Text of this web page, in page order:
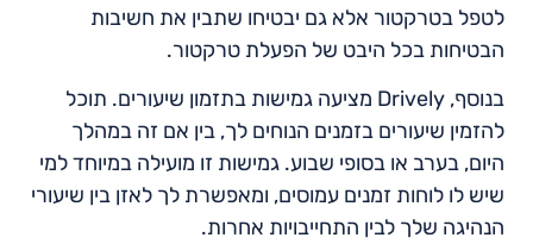
לטפל בטרקטור אלא גם יבטיחו שתבין את חשיבות
הבטיחות בכל היבט של הפעלת טרקטור.
בנוסף, Drively מציעה גמישות בתזמון שיעורים. תוכל
להזמין שיעורים בזמנים הנוחים לך, בין אם זה במהלך
היום, בערב או בסופי שבוע. גמישות זו מועילה במיוחד למי
שיש לו לוחות זמנים עמוסים, ומאפשרת לך לאזן בין שיעורי
הנהיגה שלך לבין התחייבויות אחרות.